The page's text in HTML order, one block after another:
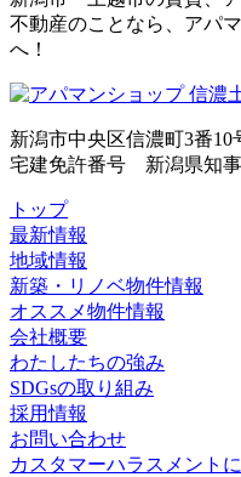
不動産のことなら、アパ
へ！
新潟市中央区信濃町3番10
宅建免許番号 新潟県知事
トップ
最新情報
地域情報
新築・リノベ物件情報
オススメ物件情報
会社概要
わたしたちの強み
SDGsの取り組み
採用情報
お問い合わせ
カスタマーハラスメント